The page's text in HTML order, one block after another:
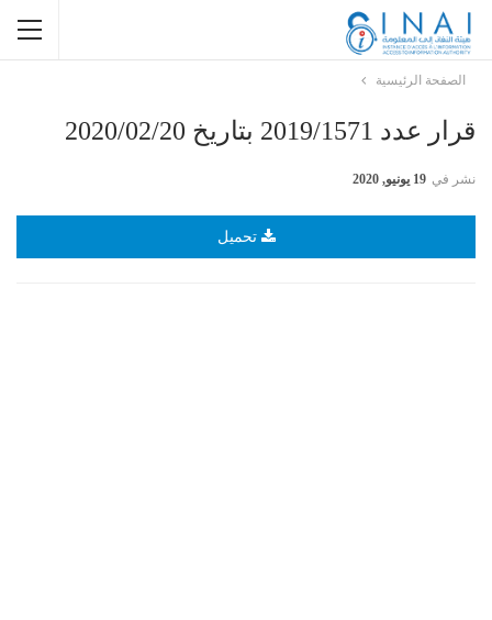
الصفحة الرئيسية
قرار عدد 2019/1571 بتاريخ 2020/02/20
نشر في 19 يونيو, 2020
تحميل